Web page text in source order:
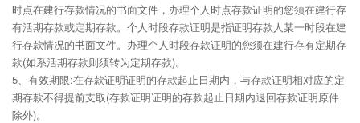
时点在建行存款情况的书面文件，办理个人时点存款证明的您须在建行存
有活期存款或定期存款。个人时段存款证明是指证明存款人某一时段在建
行存款情况的书面文件。办理个人时段存款证明的您须在建行存有定期存
款(如系活期存款则须转为定期存款)。
5、有效期限:在存款证明证明的存款起止日期内，与存款证明相对应的定
期存款不得提前支取(存款证明证明的存款起止日期内退回存款证明原件
除外)。